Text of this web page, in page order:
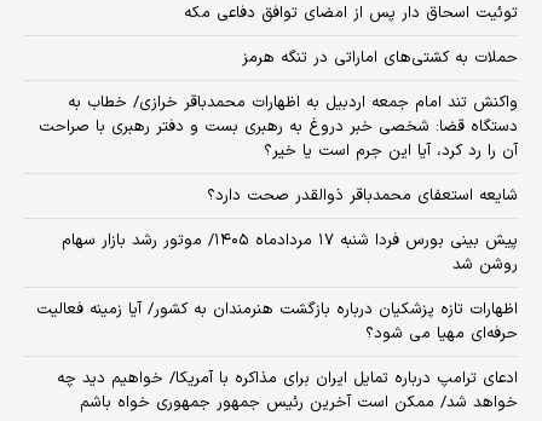
توئیت اسحاق دار پس از امضای توافق دفاعی مکه
حملات به کشتی‌های اماراتی در تنگه هرمز
واکنش تند امام جمعه اردبیل به اظهارات محمدباقر خرازی/ خطاب به
دستگاه قضا: شخصی خبر دروغ به رهبری بست و دفتر رهبری با صراحت
آن را رد کرد، آیا این جرم است یا خیر؟
شایعه استعفای محمدباقر ذوالقدر صحت دارد؟
پیش بینی بورس فردا شنبه ۱۷ مردادماه ۱۴۰۵/ موتور رشد بازار سهام
روشن شد
اظهارات تازه پزشکیان درباره بازگشت هنرمندان به کشور/ آیا زمینه فعالیت
حرفه‌ای مهیا می شود؟
ادعای ترامپ درباره تمایل ایران برای مذاکره با آمریکا/ خواهیم دید چه
خواهد شد/ ممکن است آخرین رئیس‌ جمهور جمهوری خواه باشم